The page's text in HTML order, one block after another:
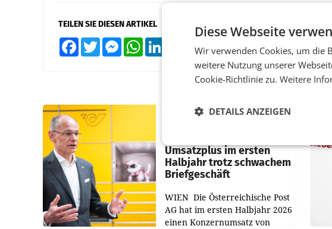
TEILEN SIE DIESEN ARTIKEL
FacebookTwitter MessengerWhatsApp
PRIMENEWS
Umsatzplus im ersten
Halbjahr trotz schwachem
Briefgeschäft
WIEN Die Österreichische Post
AG hat im ersten Halbjahr 2026
einen Konzernumsatz von
Diese Webseite
Wir verwenden Cookies, um die
weitere Nutzung unserer
Cookie-Richtlinie zu. Weitere
DETAILS ANZEIGEN